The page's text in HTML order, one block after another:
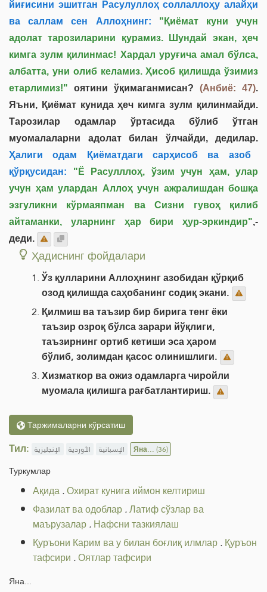
йиғисини эшитган Расулуллоҳ соллаллоҳу алайҳи
ва саллам сен Аллоҳнинг:
"Қиёмат куни учун
адолат тарозиларини қурамиз. Шундай экан, ҳеч
кимга зулм қилинмас! Хардал уруғича амал бўлса,
албатта, уни олиб келамиз. Ҳисоб қилишда ўзимиз
етарлимиз!" оятини ўқимаганмисан? (Анбиё: 47).
Яъни, Қиёмат кунида ҳеч кимга зулм қилинмайди.
Тарозилар одамлар ўртасида бўлиб ўтган
муомалаларни адолат билан ўлчайди, дедилар.
Ҳалиги одам Қиёматдаги сарҳисоб ва азоб
қўрқусидан:
"Ё Расулллоҳ, ўзим учун ҳам, улар
учун ҳам улардан Аллоҳ учун ажралишдан бошқа
эзгуликни кўрмаяпман ва Сизни гувоҳ қилиб
айтаманки, уларнинг ҳар бири ҳур-эркиндир",-
деди.
Ҳадиснинг фойдалари
Ўз қулларини Аллоҳнинг азобидан қўрқиб
озод қилишда саҳобанинг содиқ экани.
Қилмиш ва таъзир бир бирига тенг ёки
таъзир озроқ бўлса зарари йўқлиги,
таъзирнинг ортиб кетиши эса ҳаром
бўлиб, золимдан қасос олинишлиги.
Хизматкор ва ожиз одамларга чиройли
муомала қилишга рағбатлантириш.
Таржималарни кўрсатиш
Тил: الإنجليزية الأوردية الإسبانية Яна...(36)
Туркумлар
Ақида.Охират кунига иймон келтириш
Фазилат ва одоблар.Латиф сўзлар ва
маърузалар.Нафсни тазкиялаш
Қуръони Карим ва у билан боғлиқ илмлар.Қуръон
тафсири .Оятлар тафсири
Яна...